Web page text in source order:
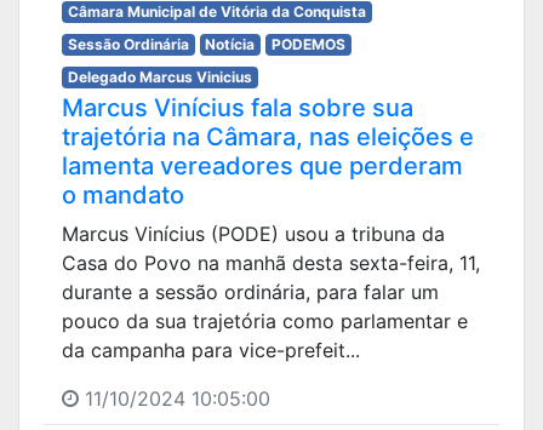
Câmara Municipal de Vitória da Conquista
Sessão Ordinária
Notícia
PODEMOS
Delegado Marcus Vinicius
Marcus Vinícius fala sobre sua
trajetória na Câmara, nas eleições e
lamenta vereadores que perderam
o mandato
Marcus Vinícius (PODE) usou a tribuna da
Casa do Povo na manhã desta sexta-feira, 11,
durante a sessão ordinária, para falar um
pouco da sua trajetória como parlamentar e
da campanha para vice-prefeit...
11/10/2024 10:05:00